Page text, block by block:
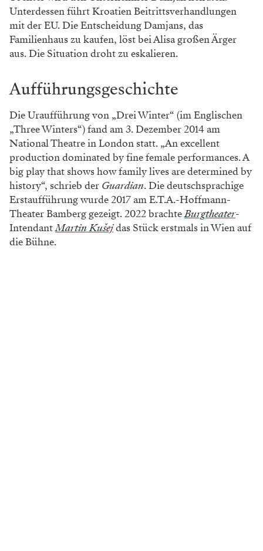
Unterdessen führt Kroatien Beitrittsverhandlungen
mit der EU. Die Entscheidung Damjans, das
Familienhaus zu kaufen, löst bei Alisa großen Ärger
aus. Die Situation droht zu eskalieren.
Aufführungsgeschichte
Die Uraufführung von „Drei Winter“ (im Englischen
„Three Winters“) fand am 3. Dezember 2014 am
National Theatre in London statt. „An excellent
production dominated by fine female performances. A
big play that shows how family lives are determined by
history“, schrieb der Guardian. Die deutschsprachige
Erstaufführung wurde 2017 am E.T.A.-Hoffmann-
Theater Bamberg gezeigt. 2022 brachteBurgtheater-
IntendantMartin Kušejdas Stück erstmals in Wien auf
die Bühne.